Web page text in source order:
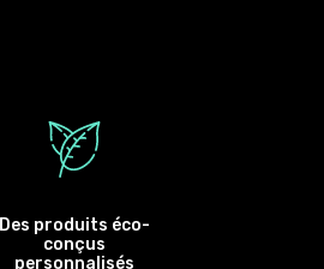
Des produits éco-
conçus
personnalisés